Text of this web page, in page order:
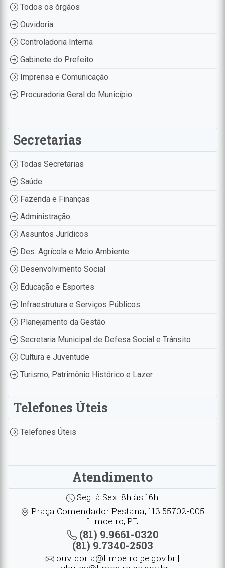
Todos os órgãos
Ouvidoria
Controladoria Interna
Gabinete do Prefeito
Imprensa e Comunicação
Procuradoria Geral do Município
Secretarias
Todas Secretarias
Saúde
Fazenda e Finanças
Administração
Assuntos Jurídicos
Des. Agrícola e Meio Ambiente
Desenvolvimento Social
Educação e Esportes
Infraestrutura e Serviços Públicos
Planejamento da Gestão
Secretaria Municipal de Defesa Social e Trânsito
Cultura e Juventude
Turismo, Patrimônio Histórico e Lazer
Telefones Úteis
Telefones Úteis
Atendimento
Seg. à Sex. 8h às 16h
Praça Comendador Pestana, 113 55702-005
Limoeiro, PE
(81) 9.9661-0320
(81) 9.7340-2503
ouvidoria@limoeiro.pe.gov.br |